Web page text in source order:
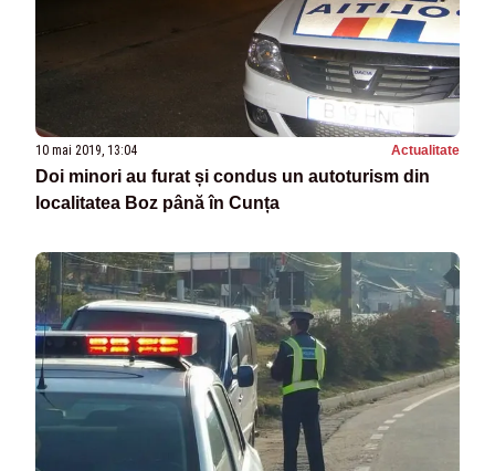
10 mai 2019, 13:04 Actualitate
Doi minori au furat și condus un autoturism din
localitatea Boz până în Cunța